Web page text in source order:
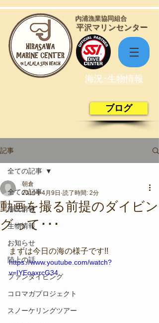
​平沢マリンセンター
​内浦漁業協同組合
海況･生物情報
ブログ
記事
全ての記事
海況情報
生物情報
お知らせ
陸上の話
ファンダイビング
コロマガプロジェクト
スノーケリングツアー
全ての記事
動画を撮る前提のダイビン
グって･･･
朝倉
2019年4月9日 読了時間: 2分
まずは今日の海の様子です!!
https://www.youtube.com/watch?
v=IYEoaxrcG34